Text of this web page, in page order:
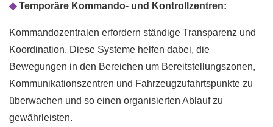
◆Temporäre Kommando- und Kontrollzentren:
Kommandozentralen erfordern ständige Transparenz und
Koordination. Diese Systeme helfen dabei, die
Bewegungen in den Bereichen um Bereitstellungszonen,
Kommunikationszentren und Fahrzeugzufahrtspunkte zu
überwachen und so einen organisierten Ablauf zu
gewährleisten.